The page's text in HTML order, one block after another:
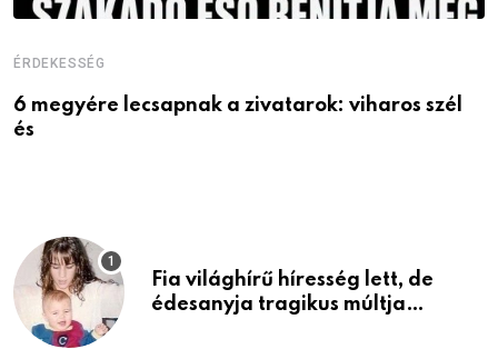
ÉRDEKESSÉG
6 megyére lecsapnak a zivatarok: viharos szél
és
Fia világhírű híresség lett, de
édesanyja tragikus múltja